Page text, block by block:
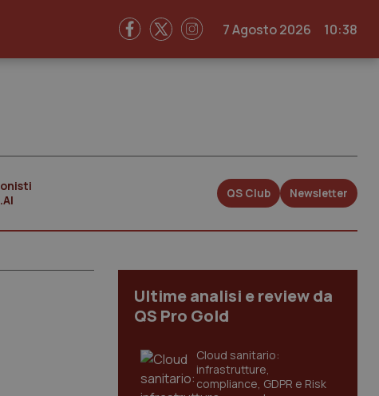
7 Agosto 2026 10:38
QS Club Newsletter
Ultime analisi e review da
QS Pro Gold
Cloud sanitario:
infrastrutture,
compliance, GDPR e Risk